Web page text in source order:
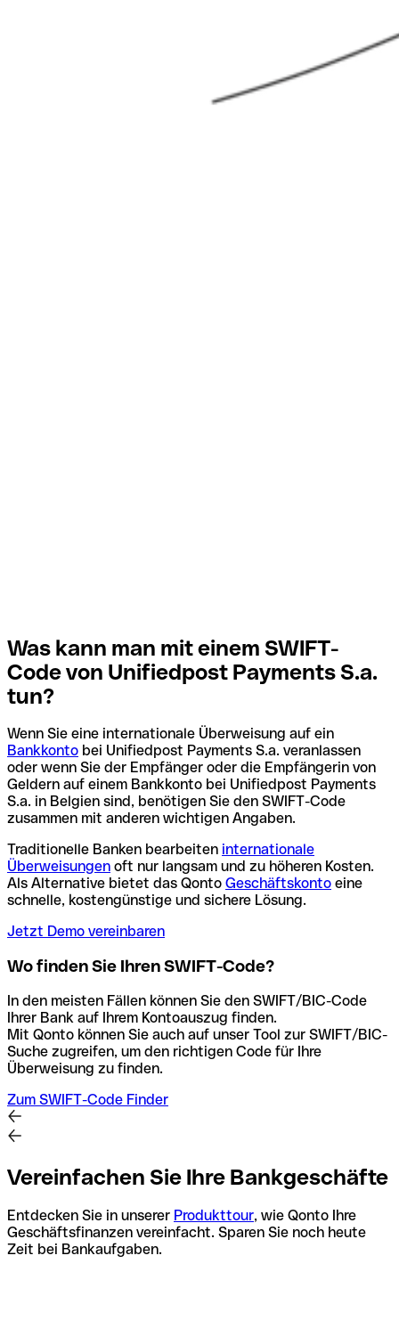
Was kann man mit einem SWIFT-
Code von Unifiedpost Payments S.a.
tun?
Wenn Sie eine internationale Überweisung auf ein
Bankkonto bei Unifiedpost Payments S.a. veranlassen
oder wenn Sie der Empfänger oder die Empfängerin von
Geldern auf einem Bankkonto bei Unifiedpost Payments
S.a. in Belgien sind, benötigen Sie den SWIFT-Code
zusammen mit anderen wichtigen Angaben.
Traditionelle Banken bearbeiten internationale
Überweisungen oft nur langsam und zu höheren Kosten.
Als Alternative bietet das Qonto Geschäftskonto eine
schnelle, kostengünstige und sichere Lösung.
Jetzt Demo vereinbaren
Wo finden Sie Ihren SWIFT-Code?
In den meisten Fällen können Sie den SWIFT/BIC-Code
Ihrer Bank auf Ihrem Kontoauszug finden.
Mit Qonto können Sie auch auf unser Tool zur SWIFT/BIC-
Suche zugreifen, um den richtigen Code für Ihre
Überweisung zu finden.
Zum SWIFT-Code Finder
Vereinfachen Sie Ihre Bankgeschäfte
Entdecken Sie in unserer Produkttour, wie Qonto Ihre
Geschäftsfinanzen vereinfacht. Sparen Sie noch heute
Zeit bei Bankaufgaben.